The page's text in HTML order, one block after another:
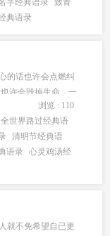
第一步。 5、小心
。 6、万千产品堆
字经典语录 致青
典语录
的话也许会点燃纠
许会毁掉生命，一
释紧张，一句知心
、挽救他人。要时
重要性！ 2、我爱
起一天，也会使你
爱你，不在乎什...
浏览 : 110
世界路过经典语
清明节经典语
语录 心灵鸡汤经
就不免希望自已更